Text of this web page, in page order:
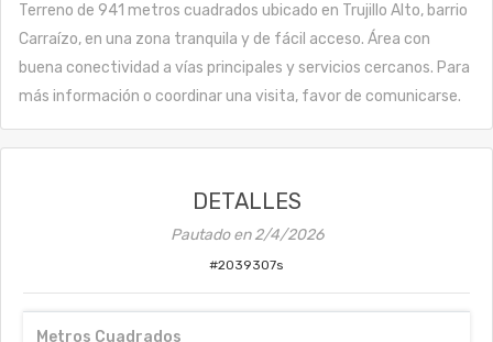
Terreno de 941 metros cuadrados ubicado en Trujillo Alto, barrio
Carraízo, en una zona tranquila y de fácil acceso. Área con
buena conectividad a vías principales y servicios cercanos. Para
más información o coordinar una visita, favor de comunicarse.
DETALLES
Pautado en2/4/2026
#2039307s
Metros Cuadrados